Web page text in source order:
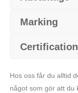
Marking
Hos oss får du alltid
något som gör att du